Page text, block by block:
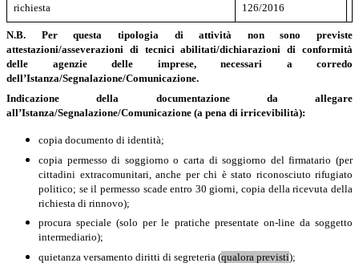
richiesta
126/2016
N.B. Per questa tipologia di attività non sono previste
attestazioni/asseverazioni di tecnici abilitati/dichiarazioni di conformità
delle agenzie delle imprese, necessari a corredo
dell’Istanza/Segnalazione/Comunicazione.
Indicazione
della documentazione da allegare
all’Istanza/Segnalazione/Comunicazione (a pena di irricevibilità):
copia documento di identità;
copia permesso di soggiorno o carta di soggiorno del firmatario (per
cittadini extracomunitari, anche per chi è stato riconosciuto rifugiato
politico; se il permesso scade entro 30 giorni, copia della ricevuta della
richiesta di rinnovo);
procura speciale (solo per le pratiche presentate on-line da soggetto
intermediario);
quietanza versamento diritti di segreteria (qualora previsti);